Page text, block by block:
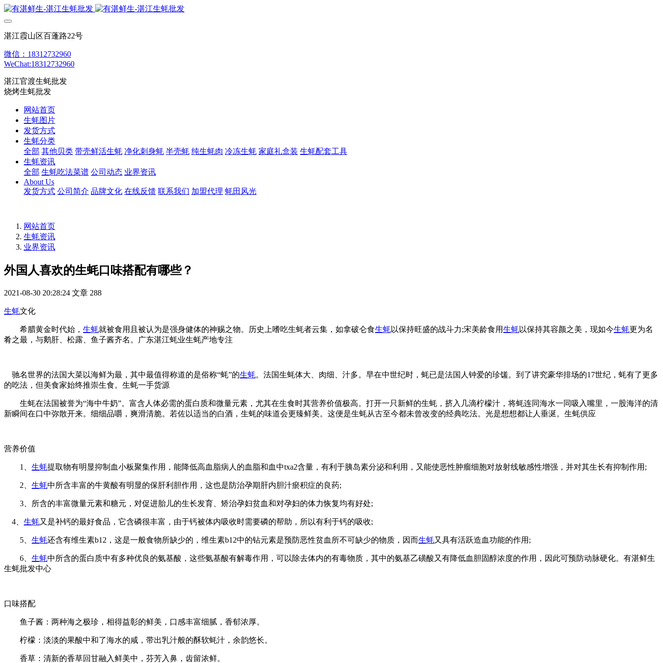
湛江霞山区百蓬路22号
微信：18312732960
WeChat:18312732960
湛江官渡生蚝批发
烧烤生蚝批发
网站首页
生蚝图片
发货方式
生蚝分类
全部 其他贝类 带壳鲜活生蚝 净化刺身蚝 半壳蚝 纯生蚝肉 冷冻生蚝 家庭礼盒装 生蚝配套工具
生蚝资讯
全部 生蚝吃法菜谱 公司动态 业界资讯
About Us
发货方式 公司简介 品牌文化 在线反馈 联系我们 加盟代理 蚝田风光
网站首页
生蚝资讯
业界资讯
外国人喜欢的生蚝口味搭配有哪些？
2021-08-30 20:28:24 文章 288
生蚝文化
希腊黄金时代始， 生蚝就被食用且被认为是强身健体的神赐之物。历史上嗜吃生蚝者云集，如拿破仑食生蚝以保持旺盛的战斗力;宋美龄食用生蚝以保持其容颜之美，现如今生蚝更为名
肴之最，与鹅肝、松露、鱼子酱齐名。广东湛江蚝业生蚝产地专注
驰名世界的法国大菜以海鲜为最，其中最值得称道的是俗称“蚝”的生蚝。法国生蚝体大、肉细、汁多。早在中世纪时，蚝已是法国人钟爱的珍馐。到了讲究豪华排场的17世纪，蚝有了更多
的吃法，但美食家始终推崇生食。生蚝一手货源
生蚝在法国被誉为“海中牛奶”。富含人体必需的蛋白质和微量元素，尤其在生食时其营养价值极高。打开一只新鲜的生蚝，挤入几滴柠檬汁，将蚝连同海水一同吸入嘴里，一股海洋的清
新瞬间在口中弥散开来。细细品嚼，爽滑清脆。若佐以适当的白酒，生蚝的味道会更臻鲜美。这便是生蚝从古至今都未曾改变的经典吃法。光是想想都让人垂涎。生蚝供应
营养价值
1、 生蚝提取物有明显抑制血小板聚集作用，能降低高血脂病人的血脂和血中txa2含量，有利于胰岛素分泌和利用，又能使恶性肿瘤细胞对放射线敏感性增强，并对其生长有抑制作用;
2、 生蚝中所含丰富的牛黄酸有明显的保肝利胆作用，这也是防治孕期肝内胆汁瘀积症的良药;
3、所含的丰富微量元素和糖元，对促进胎儿的生长发育、矫治孕妇贫血和对孕妇的体力恢复均有好处;
4、 生蚝又是补钙的最好食品，它含磷很丰富，由于钙被体内吸收时需要磷的帮助，所以有利于钙的吸收;
5、 生蚝还含有维生素b12，这是一般食物所缺少的，维生素b12中的钻元素是预防恶性贫血所不可缺少的物质，因而生蚝又具有活跃造血功能的作用;
6、 生蚝中所含的蛋白质中有多种优良的氨基酸，这些氨基酸有解毒作用，可以除去体内的有毒物质，其中的氨基乙磺酸又有降低血胆固醇浓度的作用，因此可预防动脉硬化。有湛鲜生
生蚝批发中心
口味搭配
鱼子酱：两种海之极珍，相得益彰的鲜美，口感丰富细腻，香郁浓厚。
柠檬：淡淡的果酸中和了海水的咸，带出乳汁般的酥软蚝汁，余韵悠长。
香草：清新的香草回甘融入鲜美中，芬芳入鼻，齿留浓鲜。